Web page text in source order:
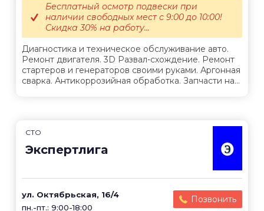
Диагностика и техническое обслуживание авто.
Ремонт двигателя. 3D Развал-схождение. Ремонт
стартеров и генераторов своими руками. Аргонная
сварка. Антикоррозийная обработка. Запчасти на...
Бесплатный осмотр подвески при
наличии свободных мест с 9:00 до 10:00!
Скидка 30% на работу...
СТО
Экспертлига
ул. Октябрьская, 16/4
пн.-пт.: 9:00-18:00
Позвонить